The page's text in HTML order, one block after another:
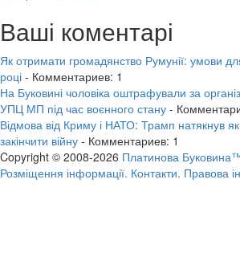
Ваші коментарі
Як отримати громадянство Румунії: умови
році - Комментариев: 1
На Буковині чоловіка оштрафували за
УПЦ МП під час воєнного стану -
Відмова від Криму і НАТО: Трамп натякнув
закінчити війну - Комментариев: 1
Copyright © 2008-2026 Платинова
Розміщення інформації. Контакти. Правова